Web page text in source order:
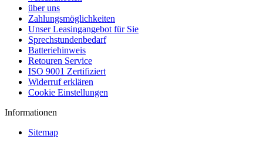
über uns
Zahlungsmöglichkeiten
Unser Leasingangebot für Sie
Sprechstundenbedarf
Batteriehinweis
Retouren Service
ISO 9001 Zertifiziert
Widerruf erklären
Cookie Einstellungen
Informationen
Sitemap